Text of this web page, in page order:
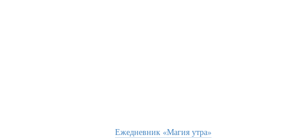
Ежедневник «Магия утра»